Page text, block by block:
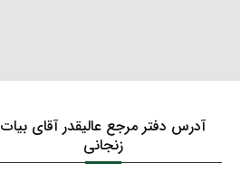
آدرس دفتر مرجع عالیقدر آقای بیات
زنجانی